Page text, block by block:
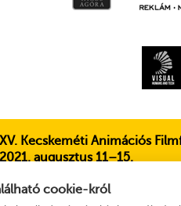
cookie-król
XV. Kecskeméti Animációs
2021. augusztus 11–15.
Kecskemét, Liszt Ferenc u. 21.
76 481 788